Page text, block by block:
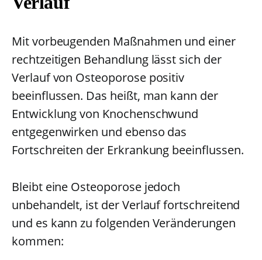
Mit vorbeugenden Maßnahmen und einer
rechtzeitigen Behandlung lässt sich der
Verlauf von Osteoporose positiv
beeinflussen. Das heißt, man kann der
Entwicklung von Knochenschwund
entgegenwirken und ebenso das
Fortschreiten der Erkrankung beeinflussen.
Bleibt eine Osteoporose jedoch
unbehandelt, ist der Verlauf fortschreitend
und es kann zu folgenden Veränderungen
kommen: